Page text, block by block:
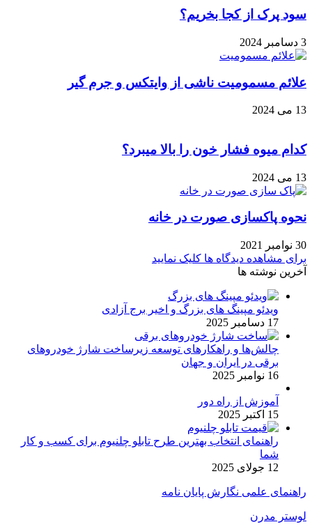
سود پرک از کجا بخریم؟
3 دسامبر 2024
علائم مسمومیت ناشی از وایتکس و جرم گیر
13 می 2024
کدام میوه فشار خون را بالا میبرد؟
13 می 2024
نحوه پاکسازی صورت در خانه
30 نوامبر 2021
برای مشاهده دیدگاه ها کلیک نمایید
آخرین نوشته ها
ویدئو مپینگ های بزرگ و اخیر برج آزادی
17 دسامبر 2025
چالش‌ها و راهکارهای توسعه زیرساخت شارژ خودروهای
برقی در ایران و جهان
16 نوامبر 2025
آموزش از راه دور
15 اکتبر 2025
راهنمای انتخاب بهترین طرح تابلو چلنیوم برای کسب و کار
شما
12 جولای 2025
راهنمای علمی نگارش پایان نامه
لوستر مدرن